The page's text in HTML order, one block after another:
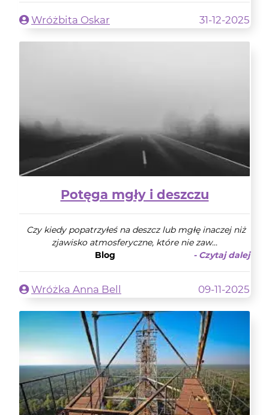
Wróżbita Oskar 31-12-2025
Potęga mgły i deszczu
Czy kiedy popatrzyłeś na deszcz lub mgłę inaczej niż
zjawisko atmosferyczne, które nie zaw...
Blog
- Czytaj dalej
Wróżka Anna Bell 09-11-2025